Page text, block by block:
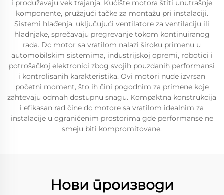
i produžavaju vek trajanja. Kućište motora štiti unutrašnje
komponente, pružajući tačke za montažu pri instalaciji.
Sistemi hlađenja, uključujući ventilatore za ventilaciju ili
hladnjake, sprečavaju pregrevanje tokom kontinuiranog
rada. Dc motor sa vratilom nalazi široku primenu u
automobilskim sistemima, industrijskoj opremi, robotici i
potrošačkoj elektronici zbog svojih pouzdanih performansi
i kontrolisanih karakteristika. Ovi motori nude izvrsan
početni moment, što ih čini pogodnim za primene koje
zahtevaju odmah dostupnu snagu. Kompaktna konstrukcija
i efikasan rad čine dc motore sa vratilom idealnim za
instalacije u ograničenim prostorima gde performanse ne
smeju biti kompromitovane.
Нови производи